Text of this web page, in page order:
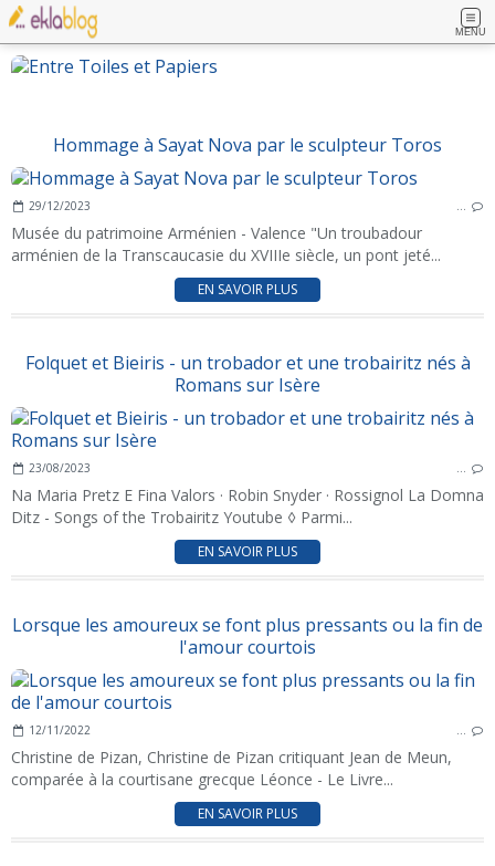
MENU
Hommage à Sayat Nova par le sculpteur Toros
29/12/2023 …
Musée du patrimoine Arménien - Valence "Un troubadour
arménien de la Transcaucasie du XVIIIe siècle, un pont jeté...
EN SAVOIR PLUS
Folquet et Bieiris - un trobador et une trobairitz nés à
Romans sur Isère
23/08/2023 …
Na Maria Pretz E Fina Valors · Robin Snyder · Rossignol La Domna
Ditz - Songs of the Trobairitz Youtube ◊ Parmi...
EN SAVOIR PLUS
Lorsque les amoureux se font plus pressants ou la fin de
l'amour courtois
12/11/2022 …
Christine de Pizan, Christine de Pizan critiquant Jean de Meun,
comparée à la courtisane grecque Léonce - Le Livre...
EN SAVOIR PLUS